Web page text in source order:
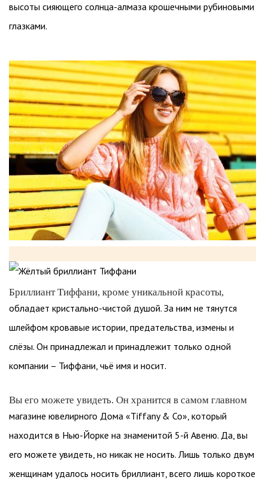
высоты сияющего солнца-алмаза крошечными рубиновыми
глазками.
Бриллиант Тиффани, кроме уникальной красоты,
обладает кристально-чистой душой. За ним не тянутся
шлейфом кровавые истории, предательства, измены и
слёзы. Он принадлежал и принадлежит только одной
компании – Тиффани, чьё имя и носит.
Вы его можете увидеть. Он хранится в самом главном
магазине ювелирного Дома «Tiffany & Co», который
находится в Нью-Йорке на знаменитой 5-й Авеню. Да, вы
его можете увидеть, но никак не носить. Лишь только двум
женщинам удалось носить бриллиант, всего лишь короткое